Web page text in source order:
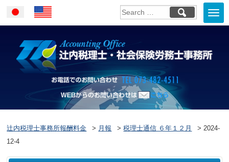
JapaneseEnglish
お電話でのお
WEBからのお問い合わせはこ
辻内税理士事務所報酬料金 > 月報 >税理士通信 ６年１２月 >2024-
12-4